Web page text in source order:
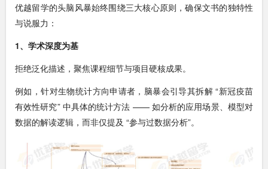
优越留学的头脑风暴始终围绕三大核心原则，确保文书的独特性
与说服力：
1、学术深度为基
拒绝泛化描述，聚焦课程细节与项目硬核成果。
例如，针对生物统计方向申请者，脑暴会引导其拆解 “新冠疫苗
有效性研究” 中具体的统计方法 —— 如分析的应用场景、模型对
数据的解读逻辑，而非仅提及 “参与过数据分析”。